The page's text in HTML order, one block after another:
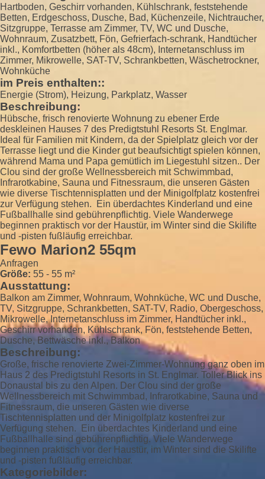
Hartboden, Geschirr vorhanden, Kühlschrank, feststehende
Betten, Erdgeschoss, Dusche, Bad, Küchenzeile, Nichtraucher,
Sitzgruppe, Terrasse am Zimmer, TV, WC und Dusche,
Wohnraum, Zusatzbett, Fön, Gefrierfach-schrank, Handtücher
inkl., Komfortbetten (höher als 48cm), Internetanschluss im
Zimmer, Mikrowelle, SAT-TV, Schrankbetten, Wäschetrockner,
Wohnküche
im Preis enthalten::
Energie (Strom), Heizung, Parkplatz, Wasser
Beschreibung:
Hübsche, frisch renovierte Wohnung zu ebener Erde
deskleinen Hauses 7 des Predigtstuhl Resorts St. Englmar.
Ideal für Familien mit Kindern, da der Spielplatz gleich vor der
Terrasse liegt und die Kinder gut beaufsichtigt spielen können,
während Mama und Papa gemütlich im Liegestuhl sitzen.. Der
Clou sind der große Wellnessbereich mit Schwimmbad,
Infrarotkabine, Sauna und Fitnessraum, die unseren Gästen
wie diverse Tischtennisplatten und der Minigolfplatz kostenfrei
zur Verfügung stehen. Ein überdachtes Kinderland und eine
Fußballhalle sind gebührenpflichtig. Viele Wanderwege
beginnen praktisch vor der Haustür, im Winter sind die Skilifte
und -pisten fußläufig erreichbar.
Fewo Marion2 55qm
Anfragen
Größe: 55 - 55 m²
Ausstattung:
Balkon am Zimmer, Wohnraum, Wohnküche, WC und Dusche,
TV, Sitzgruppe, Schrankbetten, SAT-TV, Radio, Obergeschoss,
Mikrowelle, Internetanschluss im Zimmer, Handtücher inkl.,
Geschirr vorhanden, Kühlschrank, Fön, feststehende Betten,
Dusche, Bettwäsche inkl., Balkon
Beschreibung:
Große, frische renovierte Zwei-Zimmer-Wohnung ganz oben im
Haus 2 des Predigtstuhl Resorts in St. Englmar. Toller Blick ins
Donaustal bis zu den Alpen. Der Clou sind der große
Wellnessbereich mit Schwimmbad, Infrarotkabine, Sauna und
Fitnessraum, die unseren Gästen wie diverse
Tischtennisplatten und der Minigolfplatz kostenfrei zur
Verfügung stehen. Ein überdachtes Kinderland und eine
Fußballhalle sind gebührenpflichtig. Viele Wanderwege
beginnen praktisch vor der Haustür, im Winter sind die Skilifte
und -pisten fußläufig erreichbar.
Kategoriebilder: